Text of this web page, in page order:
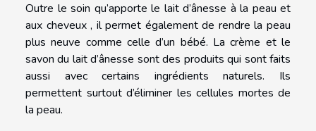
Outre le soin qu’apporte le lait d’ânesse à la peau et
aux cheveux , il permet également de rendre la peau
plus neuve comme celle d’un bébé. La crème et le
savon du lait d’ânesse sont des produits qui sont faits
aussi avec certains ingrédients naturels. Ils
permettent surtout d’éliminer les cellules mortes de
la peau.